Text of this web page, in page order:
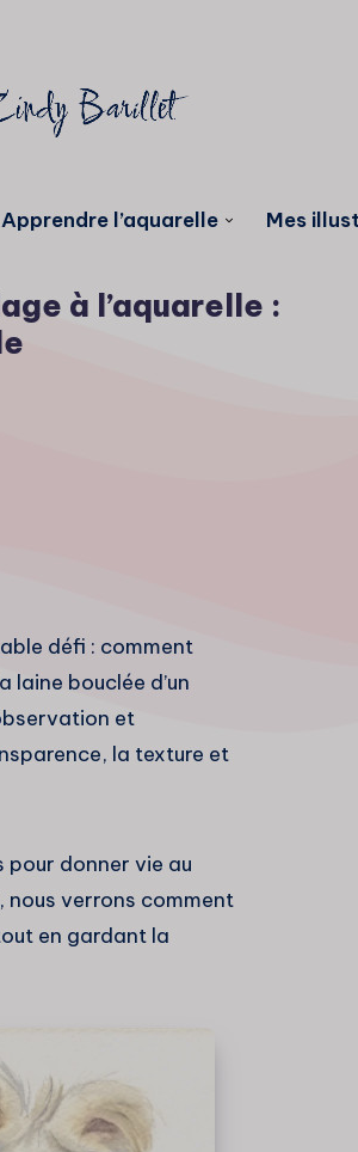
Apprendre l’aquarelle Mes
à l’aquarelle :
défi : comment
laine bouclée d’un
et
la texture et
donner vie au
nous verrons comment
en gardant la